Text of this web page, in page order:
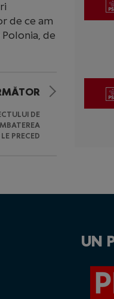
de ce am
de
DE
PRECED
UN